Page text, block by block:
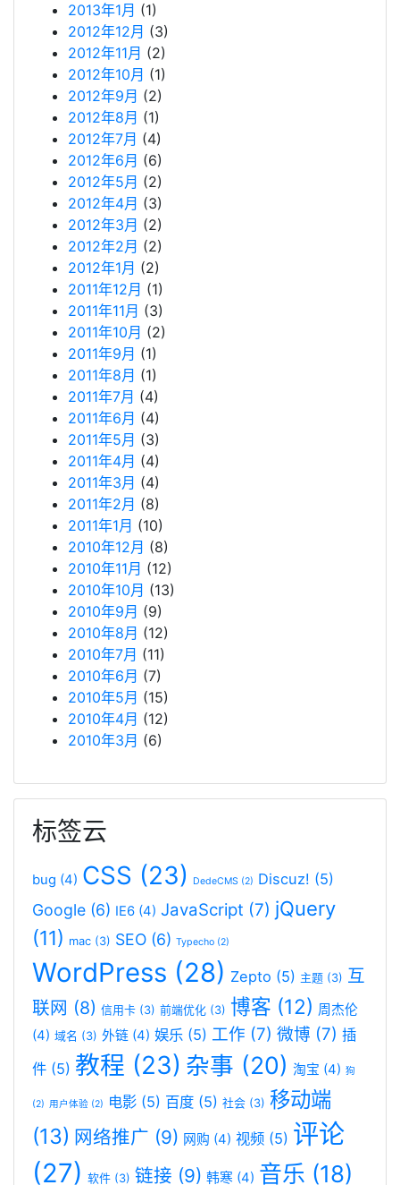
2013年1月 (1)
2012年12月 (3)
2012年11月 (2)
2012年10月 (1)
2012年9月 (2)
2012年8月 (1)
2012年7月 (4)
2012年6月 (6)
2012年5月 (2)
2012年4月 (3)
2012年3月 (2)
2012年2月 (2)
2012年1月 (2)
2011年12月 (1)
2011年11月 (3)
2011年10月 (2)
2011年9月 (1)
2011年8月 (1)
2011年7月 (4)
2011年6月 (4)
2011年5月 (3)
2011年4月 (4)
2011年3月 (4)
2011年2月 (8)
2011年1月 (10)
2010年12月 (8)
2010年11月 (12)
2010年10月 (13)
2010年9月 (9)
2010年8月 (12)
2010年7月 (11)
2010年6月 (7)
2010年5月 (15)
2010年4月 (12)
2010年3月 (6)
标签云
bug (4) CSS (23) DedeCMS (2) Discuz! (5)
Google (6) IE6 (4) JavaScript (7) jQuery
(11) mac (3) SEO (6) Typecho (2)
WordPress (28) Zepto (5) 主题 (3) 互
联网 (8) 信用卡 (3) 前端优化 (3) 博客 (12) 周杰伦
(4) 域名 (3) 外链 (4) 娱乐 (5) 工作 (7) 微博 (7) 插
件 (5) 教程 (23) 杂事 (20) 淘宝 (4) 狗
(2) 用户体验 (2) 电影 (5) 百度 (5) 社会 (3) 移动端
(13) 网络推广 (9) 网购 (4) 视频 (5) 评论
(27) 软件 (3) 链接 (9) 韩寒 (4) 音乐 (18)